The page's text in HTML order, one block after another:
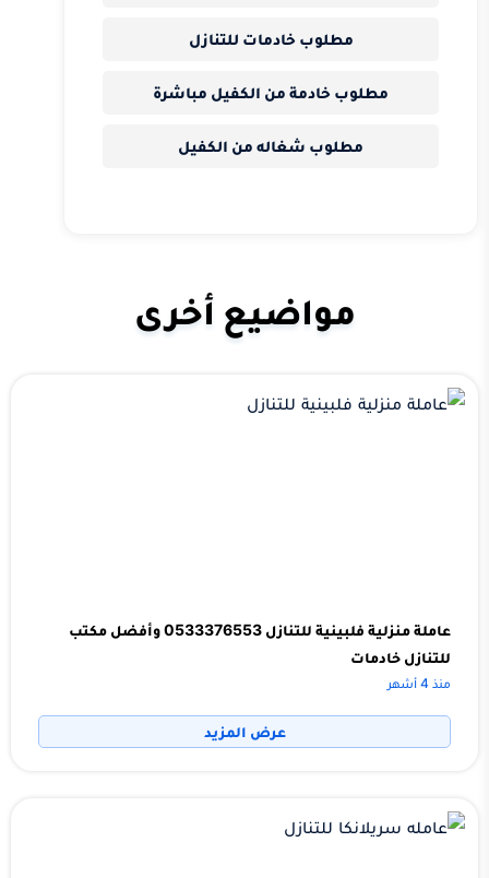
مطلوب خادمات للتنازل
مطلوب خادمة من الكفيل مباشرة
مطلوب شغاله من الكفيل
مواضيع أخرى
عاملة منزلية فلبينية للتنازل 0533376553 وأفضل مكتب
للتنازل خادمات
منذ 4 أشهر
عرض المزيد